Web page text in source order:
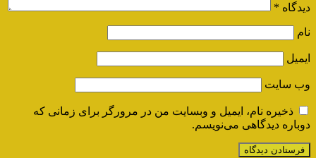
دیدگاه *
نام
ایمیل
وب‌ سایت
ذخیره نام، ایمیل و وبسایت من در مرورگر برای زمانی که
دوباره دیدگاهی می‌نویسم.